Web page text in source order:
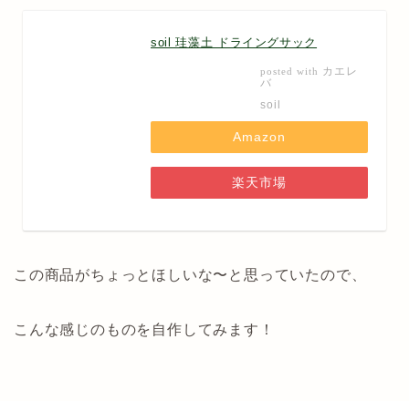
soil 珪藻土 ドライングサック
posted with カエレ
バ
soil
Amazon
楽天市場
この商品がちょっとほしいな〜と思っていたので、
こんな感じのものを自作してみます！